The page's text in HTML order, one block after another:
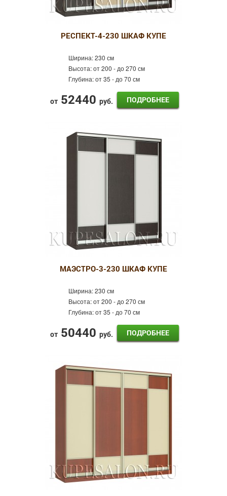
РЕСПЕКТ-4-230 ШКАФ КУПЕ
Ширина:230 см
Высота:от 200 - до 270 см
Глубина:от 35 - до 70 см
от 52440 руб. ПОДРОБНЕЕ
МАЭСТРО-3-230 ШКАФ КУПЕ
Ширина:230 см
Высота:от 200 - до 270 см
Глубина:от 35 - до 70 см
от 50440 руб. ПОДРОБНЕЕ